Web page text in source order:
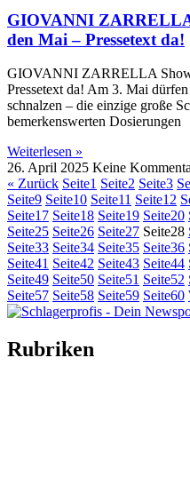
GIOVANNI
den Mai – Pressetext da!
GIOVANNI ZARRELLA Show
Pressetext da! Am 3. Mai
schnalzen – die einzige große
bemerkenswerten Dosierungen
Weiterlesen »
26. April 2025 Keine
« Zurück Seite1 Seite2 Seite3
Seite9 Seite10 Seite11 Seite12
Seite17 Seite18 Seite19 Seite20
Seite25 Seite26 Seite27 Seite28
Seite33 Seite34 Seite35 Seite36
Seite41 Seite42 Seite43 Seite44
Seite49 Seite50 Seite51 Seite52
Seite57 Seite58 Seite59 Seite60
Rubriken